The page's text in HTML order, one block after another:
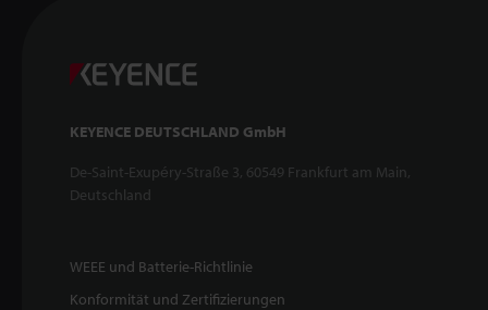
KEYENCE DEUTSCHLAND GmbH
De-Saint-Exupéry-Straße 3, 60549 Frankfurt am Main,
Deutschland
WEEE und Batterie-Richtlinie
Konformität und Zertifizierungen